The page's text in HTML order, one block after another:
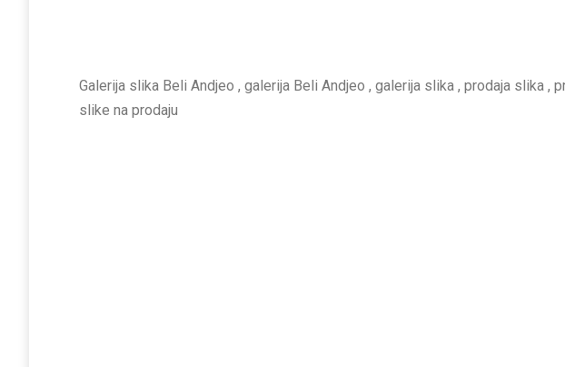
Galerija slika Beli Andjeo , galerija Beli Andjeo , galerija slika , prodaja slika ,
slike na prodaju